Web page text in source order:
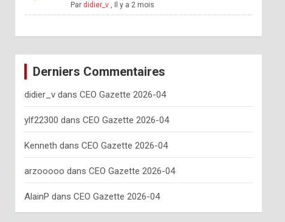
Par didier_v, Il y a 2 mois
Derniers Commentaires
didier_vdans CEO Gazette 2026-04
ylf22300 dans CEO Gazette 2026-04
Kenneth dans CEO Gazette 2026-04
arzooooo dans CEO Gazette 2026-04
AlainP dans CEO Gazette 2026-04